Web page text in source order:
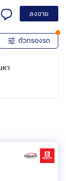
ลงขาย
ตัวกรองรถ
า